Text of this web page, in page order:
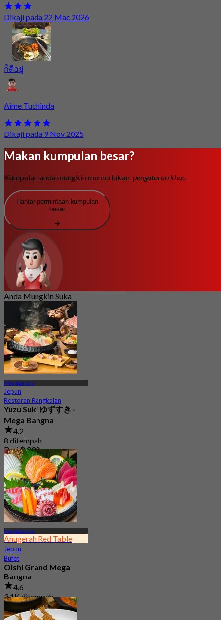
Dikaji pada 22 Mac 2026
ก็ดีอยู่
Aime Tuchinda
Dikaji pada 9 Nov 2025
Makan kumpulan besar?
Kumpulan anda mungkin memerlukan pengaturan khas.
Hantar permintaan kumpulan
besar
Anda Mungkin Suka
Megabangna
Jepun
Restoran Rangkaian
Yuzu Suki ゆずすき -
Mega Bangna
4.2
8 ditempah
Dari฿ 830
Megabangna
Anugerah Red Table
Jepun
Bufet
Oishi Grand Mega
Bangna
4.6
3.1K ditempah
Dari฿ 823